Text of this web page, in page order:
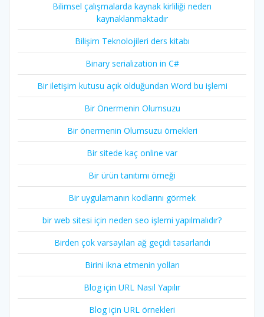
Bilimsel çalışmalarda kaynak kirliliği neden
kaynaklanmaktadır
Bilişim Teknolojileri ders kitabı
Binary serialization in C#
Bir iletişim kutusu açık olduğundan Word bu işlemi
Bir Önermenin Olumsuzu
Bir önermenin Olumsuzu örnekleri
Bir sitede kaç online var
Bir ürün tanıtımı örneği
Bir uygulamanın kodlarını görmek
bir web sitesi için neden seo işlemi yapılmalıdır?
Birden çok varsayılan ağ geçidi tasarlandı
Birini ikna etmenin yolları
Blog için URL Nasıl Yapılır
Blog için URL örnekleri